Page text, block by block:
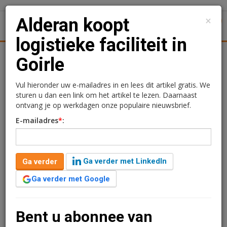
Juridisch | Fiscaal
Alderan koopt logistieke
faciliteit in Goirle
Alderan heeft met een sale-and-leaseback transactie
een logistieke faciliteit in Nederland gekocht. De
transactie in Goirle werd uitgevoerd voor het SCPI
×
Alderan koopt
logistieke faciliteit in
Goirle
Vul hieronder uw e-mailadres in en lees dit artikel gratis. We
sturen u dan een link om het artikel te lezen. Daarnaast
ontvang je op werkdagen onze populaire nieuwsbrief.
E-mailadres*:
Ga verder
Ga verder met LinkedIn
Ga verder met Google
Bent u abonnee van